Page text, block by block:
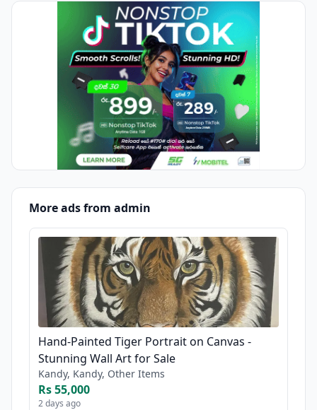
More ads from admin
Hand-Painted Tiger Portrait on Canvas -
Stunning Wall Art for Sale
Kandy, Kandy, Other Items
Rs 55,000
2 days ago